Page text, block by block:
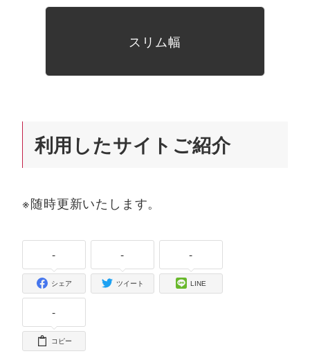
スリム幅
利用したサイトご紹介
※随時更新いたします。
-
シェア
-
ツイート
-
LINE
-
コピー